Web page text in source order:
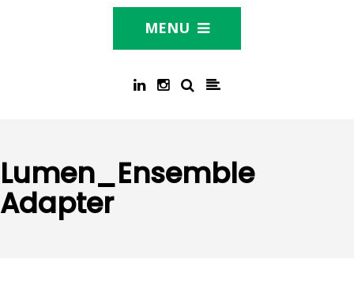
MENU
Lumen_Ensemble
Adapter